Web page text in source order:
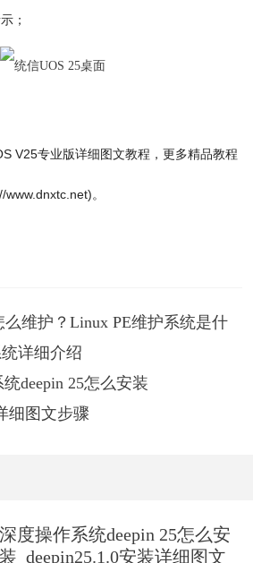
；
V25专业版详细图文教程，更多精品教程
。
维护？Linux PE维护系统是什
详细介绍
deepin 25怎么安装
细图文步骤
深度操作系统deepin 25怎么安
装_deepin25.1.0安装详细图文